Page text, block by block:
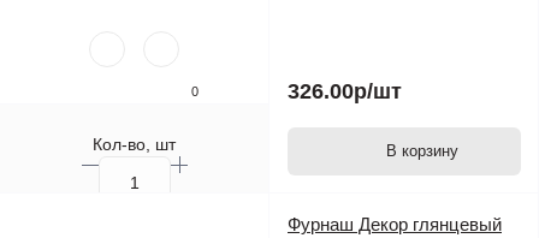
0
Кол-во, шт
326.00р/шт
В корзину
Фурнаш Декор глянцевый